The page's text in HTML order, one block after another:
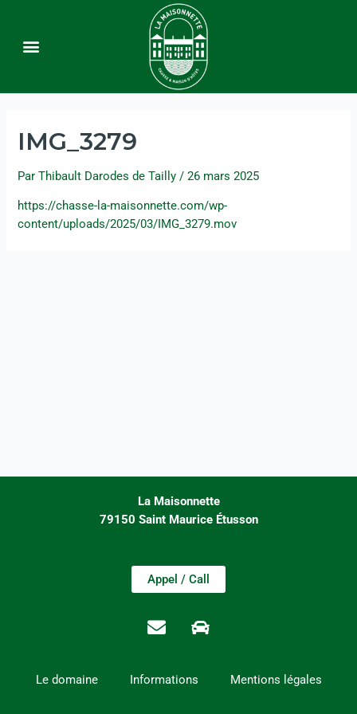
IMG_3279
ParThibault Darodes de Tailly /26 mars 2025
https://chasse-la-maisonnette.com/wp-
content/uploads/2025/03/IMG_3279.mov
La Maisonnette
79150 Saint Maurice Étusson
Appel / Call
Le domaine Informations Mentions légales